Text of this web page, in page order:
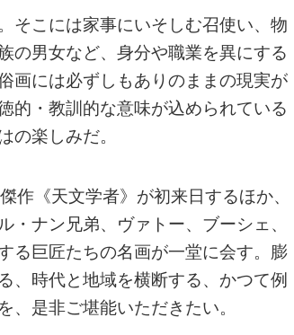
そこには家事にいそしむ召使い、物
の男女など、身分や職業を異にする
画には必ずしもありのままの現実が
的・教訓的な意味が込められている
の楽しみだ。
作《天文学者》が初来日するほか、
ナン兄弟、ヴァトー、ブーシェ、
る巨匠たちの名画が一堂に会す。膨
、時代と地域を横断する、かつて例
、是非ご堪能いただきたい。